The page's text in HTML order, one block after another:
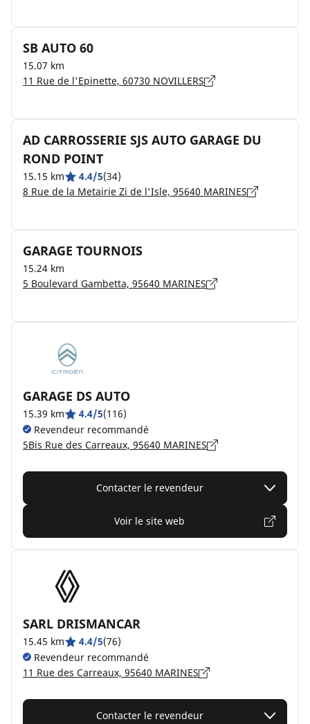
SB AUTO 60
15.07 km
11 Rue de l'Epinette, 60730 NOVILLERS
AD CARROSSERIE SJS AUTO GARAGE DU
ROND POINT
15.15 km 4.4/5(34)
8 Rue de la Metairie Zi de l'Isle, 95640 MARINES
GARAGE TOURNOIS
15.24 km
5 Boulevard Gambetta, 95640 MARINES
GARAGE DS AUTO
15.39 km 4.4/5(116)
Revendeur recommandé
5Bis Rue des Carreaux, 95640 MARINES
Contacter le revendeur
Voir le site web
SARL DRISMANCAR
15.45 km 4.4/5(76)
Revendeur recommandé
11 Rue des Carreaux, 95640 MARINES
Contacter le revendeur